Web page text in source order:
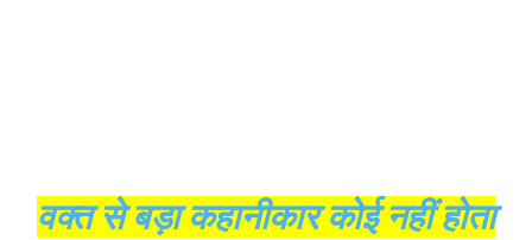
वक्त से बड़ा कहानीकार कोई नहीं होता